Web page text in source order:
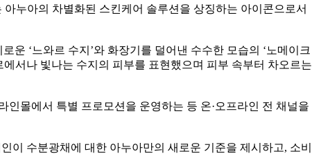
누아의 차별화된 스킨케어 솔루션을 상징하는 아이콘으로서
운 ‘느와르 수지’와 화장기를 덜어낸 수수한 모습의 ‘노메이크
서나 빛나는 수지의 피부를 표현했으며 피부 속부터 차오르는
몰에서 특별 프로모션을 운영하는 등 온·오프라인 전 채널을
이 수분광채에 대한 아누아만의 새로운 기준을 제시하고, 소비